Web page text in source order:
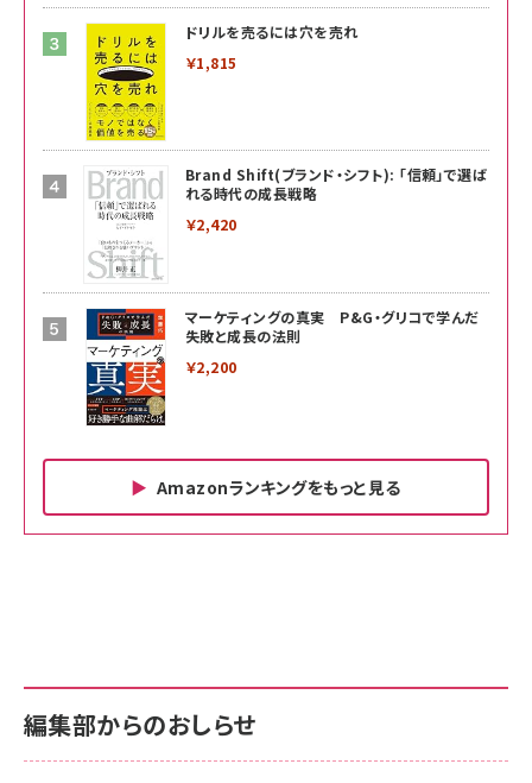
ドリルを売るには穴を売れ
￥1,815
Brand Shift(ブランド・シフト): 「信頼」で選ば
れる時代の成長戦略
￥2,420
マーケティングの真実 P&G・グリコで学んだ
失敗と成長の法則
￥2,200
Amazonランキングをもっと見る
￥880
anan(アンアン)2026/06/24号 No.2500増刊
スペシャルエディション[王道エンタメの矜持／
サポート正規品 メーカー保証5年 KLMEA128G
NIMASO ガラスフィルム iPhone 17 用 保護フィ
サポート正規品 メーカー保証5年 KLMEA128G
Amazon eギフトカード - Amazonロゴ - クラ
編集部からのおしらせ